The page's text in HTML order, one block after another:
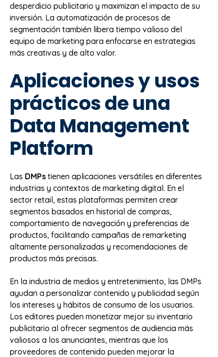
desperdicio publicitario y maximizan el impacto de su
inversión. La automatización de procesos de
segmentación también libera tiempo valioso del
equipo de marketing para enfocarse en estrategias
más creativas y de alto valor.
Aplicaciones y usos
prácticos de una
Data Management
Platform
Las DMPs tienen aplicaciones versátiles en diferentes
industrias y contextos de marketing digital. En el
sector retail, estas plataformas permiten crear
segmentos basados en historial de compras,
comportamiento de navegación y preferencias de
productos, facilitando campañas de remarketing
altamente personalizadas y recomendaciones de
productos más precisas.
En la industria de medios y entretenimiento, las DMPs
ayudan a personalizar contenido y publicidad según
los intereses y hábitos de consumo de los usuarios.
Los editores pueden monetizar mejor su inventario
publicitario al ofrecer segmentos de audiencia más
valiosos a los anunciantes, mientras que los
proveedores de contenido pueden mejorar la